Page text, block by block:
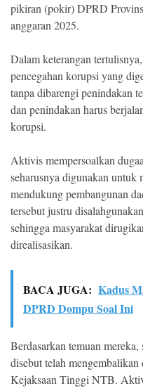
©
Copyright
2026
NETRAL
.
All
Right
Reserved
pikiran (pokir) DPRD
anggaran 2025.
Dalam keterangan
pencegahan korupsi yang
tanpa dibarengi penindakan
dan penindakan harus
korupsi.
Aktivis mempersoalkan
seharusnya digunakan untuk
mendukung pembangunan
tersebut justru
sehingga masyarakat
direalisasikan.
BACA JUGA: Kadus
DPRD Dompu Soal Ini
Berdasarkan temuan
disebut telah
Kejaksaan Tinggi NTB.